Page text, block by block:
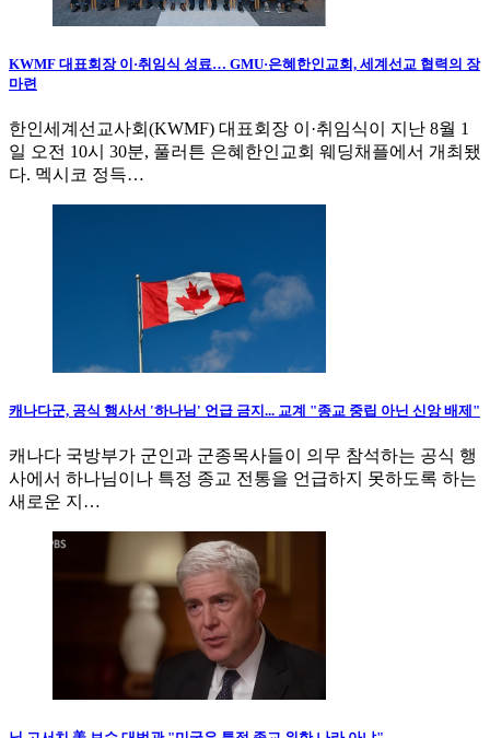
KWMF 대표회장 이·취임식 성료… GMU·은혜한인교회, 세계선교 협력의 장
마련
한인세계선교사회(KWMF) 대표회장 이·취임식이 지난 8월 1
일 오전 10시 30분, 풀러튼 은혜한인교회 웨딩채플에서 개최됐
다. 멕시코 정득…
캐나다군, 공식 행사서 '하나님' 언급 금지... 교계 "종교 중립 아닌 신앙 배제"
캐나다 국방부가 군인과 군종목사들이 의무 참석하는 공식 행
사에서 하나님이나 특정 종교 전통을 언급하지 못하도록 하는
새로운 지…